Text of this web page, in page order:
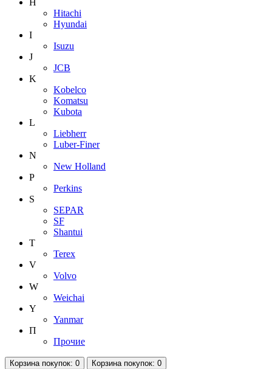
H
Hitachi
Hyundai
I
Isuzu
J
JCB
K
Kobelco
Komatsu
Kubota
L
Liebherr
Luber-Finer
N
New Holland
P
Perkins
S
SEPAR
SF
Shantui
T
Terex
V
Volvo
W
Weichai
Y
Yanmar
П
Прочие
Корзинапокупок: 0 Корзинапокупок: 0